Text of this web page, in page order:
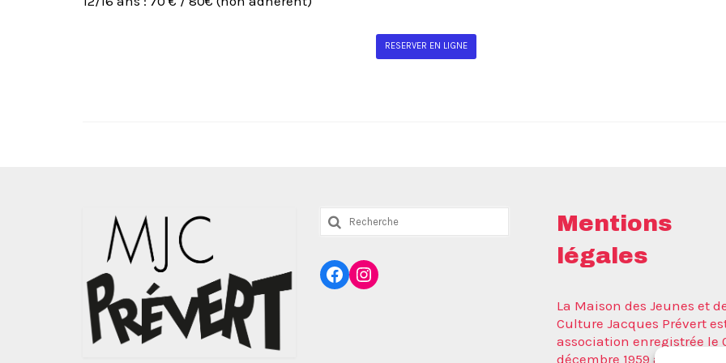
RESERVER EN LIGNE
Rechercher
:
Facebook
Instagram
Mentions
légales
La Maison des Jeunes et
Culture Jacques Prévert
association enregistrée le
décembre 1959 auprès de la